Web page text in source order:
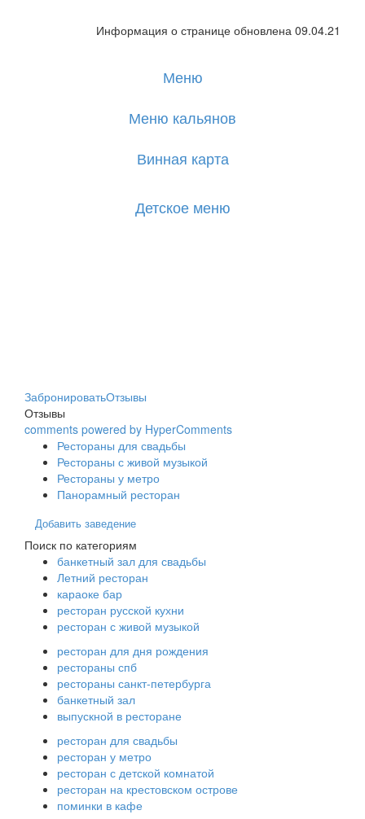
Информация о странице обновлена 09.04.21
Меню
Меню кальянов
Винная карта
Детское меню
ЗабронироватьОтзывы
Отзывы
comments powered by HyperComments
Рестораны для свадьбы
Рестораны с живой музыкой
Рестораны у метро
Панорамный ресторан
Добавить заведение
Поиск по категориям
банкетный зал для свадьбы
Летний ресторан
караоке бар
ресторан русской кухни
ресторан с живой музыкой
ресторан для дня рождения
рестораны спб
рестораны санкт-петербурга
банкетный зал
выпускной в ресторане
ресторан для свадьбы
ресторан у метро
ресторан с детской комнатой
ресторан на крестовском острове
поминки в кафе